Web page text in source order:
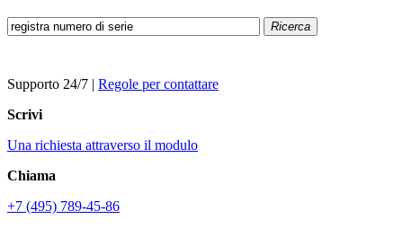
Ricerca
Supporto 24/7 | Regole per contattare
Scrivi
Una richiesta attraverso il modulo
Chiama
+7 (495) 789-45-86